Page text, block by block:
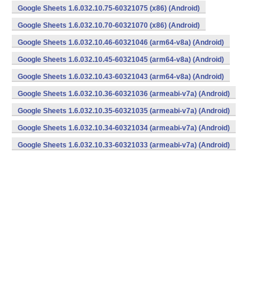
Google Sheets 1.6.032.10.75-60321075 (x86) (Android)
Google Sheets 1.6.032.10.70-60321070 (x86) (Android)
Google Sheets 1.6.032.10.46-60321046 (arm64-v8a) (Android)
Google Sheets 1.6.032.10.45-60321045 (arm64-v8a) (Android)
Google Sheets 1.6.032.10.43-60321043 (arm64-v8a) (Android)
Google Sheets 1.6.032.10.36-60321036 (armeabi-v7a) (Android)
Google Sheets 1.6.032.10.35-60321035 (armeabi-v7a) (Android)
Google Sheets 1.6.032.10.34-60321034 (armeabi-v7a) (Android)
Google Sheets 1.6.032.10.33-60321033 (armeabi-v7a) (Android)